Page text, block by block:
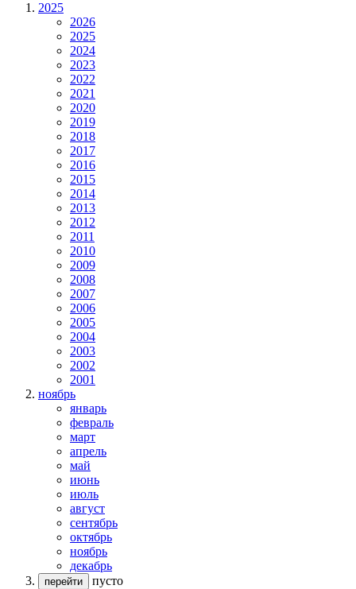
2025
2026
2025
2024
2023
2022
2021
2020
2019
2018
2017
2016
2015
2014
2013
2012
2011
2010
2009
2008
2007
2006
2005
2004
2003
2002
2001
ноябрь
январь
февраль
март
апрель
май
июнь
июль
август
сентябрь
октябрь
ноябрь
декабрь
перейти пусто